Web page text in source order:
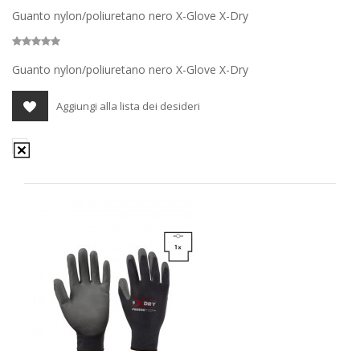
Guanto nylon/poliuretano nero X-Glove X-Dry
Guanto nylon/poliuretano nero X-Glove X-Dry
Aggiungi alla lista dei desideri